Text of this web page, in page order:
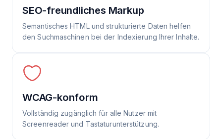
SEO-freundliches Markup
Semantisches HTML und strukturierte Daten helfen
den Suchmaschinen bei der Indexierung Ihrer Inhalte.
WCAG-konform
Vollständig zugänglich für alle Nutzer mit
Screenreader und Tastaturunterstützung.